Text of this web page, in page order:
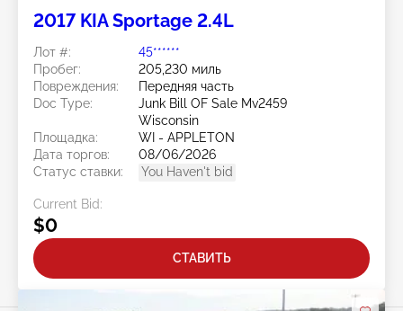
2017 KIA Sportage 2.4L
Лот #:
45******
Пробег:
205,230 миль
Повреждения:
Передняя часть
Doc Type:
Junk Bill OF Sale Mv2459
Wisconsin
Площадка:
WI - APPLETON
Дата торгов:
08/06/2026
Статус ставки:
You Haven't bid
Current Bid:
$0
СТАВИТЬ